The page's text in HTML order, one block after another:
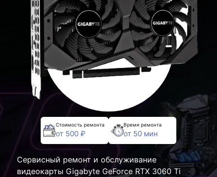
Стоимость ремонта
от 500 ₽
Время ремонта
от 50 мин
Сервисный ремонт и обслуживание
видеокарты Gigabyte GeForce RTX 3060 Ti